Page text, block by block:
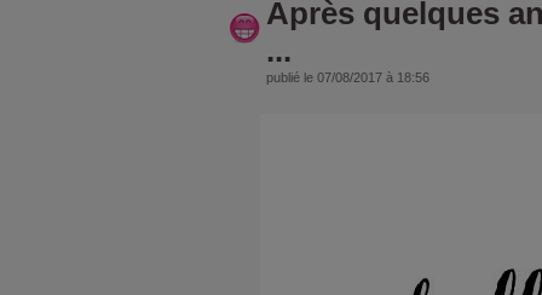
Après quelques
...
publié le 07/08/2017 à 18:56